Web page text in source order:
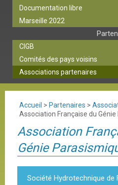
Documentation libre
Marseille 2022
CIGB
Comités des pays voisins
Associations partenaires
Accueil > Partenaires >
Association Française du
Association
Génie
Société Hydrotechnique de